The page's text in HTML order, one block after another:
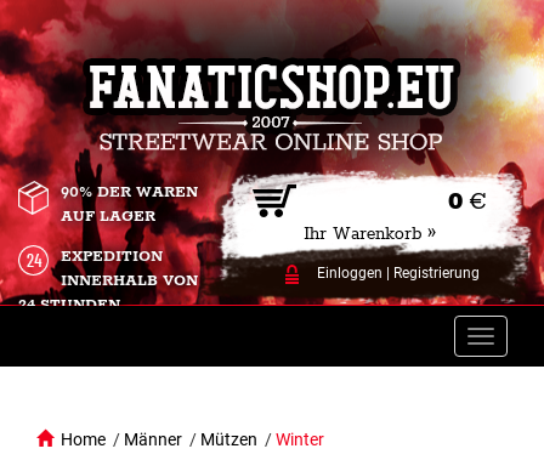
0 €
Ihr Warenkorb »
Einloggen Registrierung
90% DER WAREN
AUF LAGER
EXPEDITION
INNERHALB VON
24 STUNDEN.
Toggle
Home / Männer / Mützen /Winter